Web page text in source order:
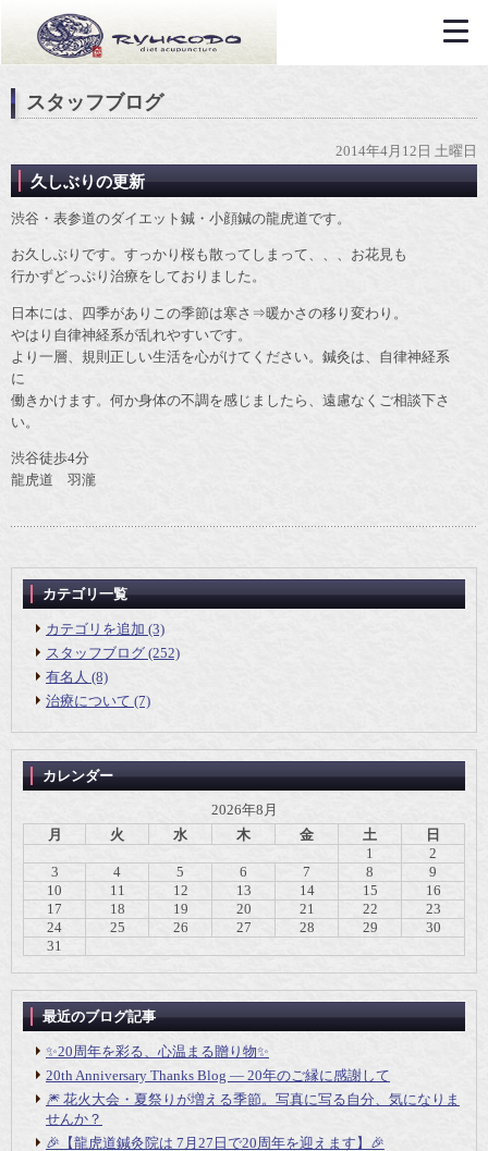
スタッフブログ
2014年4月12日 土曜日
久しぶりの更新
渋谷・表参道のダイエット鍼・小顔鍼の龍虎道です。
お久しぶりです。すっかり桜も散ってしまって、、、お花見も
行かずどっぷり治療をしておりました。
日本には、四季がありこの季節は寒さ⇒暖かさの移り変わり。
やはり自律神経系が乱れやすいです。
より一層、規則正しい生活を心がけてください。鍼灸は、自律神経系
に
働きかけます。何か身体の不調を感じましたら、遠慮なくご相談下さ
い。
渋谷徒歩4分
龍虎道 羽瀧
カテゴリ一覧
カテゴリを追加 (3)
スタッフブログ (252)
有名人 (8)
治療について (7)
カレンダー
2026年8月
月
火 水 木 金 土
日
1
2
3
4 5 6 7 8
9
10
11 12 13 14 15
16
17
18 19 20 21 22
23
24
25 26 27 28 29
30
31
最近のブログ記事
✨20周年を彩る、心温まる贈り物✨
20th Anniversary Thanks Blog ― 20年のご縁に感謝して
🎆 花火大会・夏祭りが増える季節。写真に写る自分、気になりま
せんか？
🎉【龍虎道鍼灸院は 7月27日で20周年を迎えます】🎉